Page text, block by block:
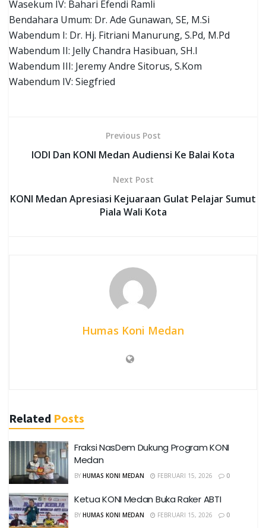
Wasekum IV: Bahari Efendi Ramli
Bendahara Umum: Dr. Ade Gunawan, SE, M.Si
Wabendum I: Dr. Hj. Fitriani Manurung, S.Pd, M.Pd
Wabendum II: Jelly Chandra Hasibuan, SH.I
Wabendum III: Jeremy Andre Sitorus, S.Kom
Wabendum IV: Siegfried
Previous Post
IODI Dan KONI Medan Audiensi Ke Balai Kota
Next Post
KONI Medan Apresiasi Kejuaraan Gulat Pelajar Sumut
Piala Wali Kota
Humas Koni Medan
Related Posts
Fraksi NasDem Dukung Program KONI
Medan
BY HUMAS KONI MEDAN FEBRUARI 15, 2026 0
Ketua KONI Medan Buka Raker ABTI
BY HUMAS KONI MEDAN FEBRUARI 15, 2026 0